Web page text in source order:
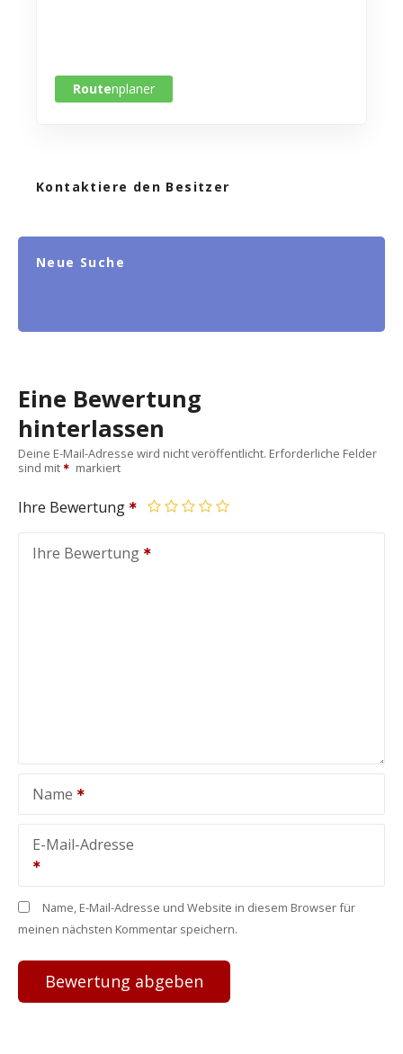
Routenplaner
Kontaktiere den Besitzer
Neue Suche
Eine Bewertung
hinterlassen
Deine E-Mail-Adresse wird nicht veröffentlicht. Erforderliche Felder
sind mit
markiert
Ihre Bewertung
Ihre Bewertung
Name
E-Mail-Adresse
Name, E-Mail-Adresse und Website in diesem Browser für
meinen nächsten Kommentar speichern.